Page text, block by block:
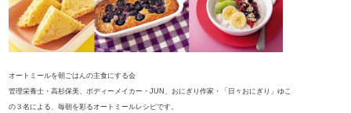
オートミールを朝ごはんの主食にする会
管理栄養士・高杉保美、ボディーメイカー・JUN、おにぎり作家・「日々おにぎり」ゆこ
の３名による、毎朝を彩るオートミールレシピです。